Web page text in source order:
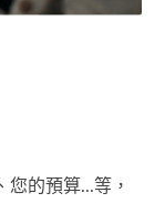
的預算...等，